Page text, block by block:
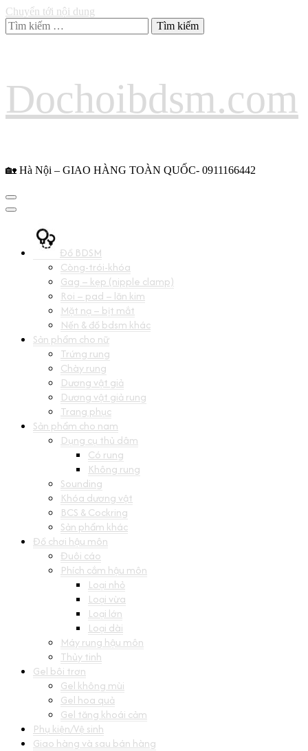
Chuyển tới nội dung
Tìm
kiếm
Dochoibdsm.com
🏡 Hà Nội – GIAO HÀNG TOÀN QUỐC- 0911166442
Đồ BDSM
Còng-trói-khóa
Gag – kẹp (nipple clamp)
Roi – pad – lăn kim
Mặt nạ – bịt mắt
Nến & đồ bdsm khác
Sản phẩm cho nữ
Trứng rung
Chày rung
Dương vật giả
Dương vật giả rung
Trang phục
Sản phẩm cho nam
Dụng cụ thủ dâm
Có rung
Không rung
Sounding
Khóa dương vật
BCS & Cockring
Sản phẩm khác
Đồ chơi hậu môn
Đuôi cáo
Phích cắm hậu môn
Loại nhỏ
Loại vừa
Loại lớn
Loại dài
Máy rung hậu môn
Thủy tinh
Gel bôi trơn
Gel không mùi
Gel hoa quả
Gel tăng khoái cảm
Phụ kiện/Vệ sinh
Giao hàng và sau bán hàng